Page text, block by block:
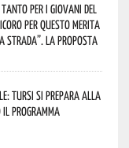
per i giovani del
per questo merita
strada”. La proposta
Tursi si prepara alla
il programma